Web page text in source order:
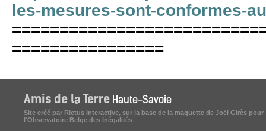
les-mesures-sont-conformes-
================
Site créé par Rictus Interactive, sur la base de la maquette de Joël Girès pour
l'Observatoire Belge des Inégalités